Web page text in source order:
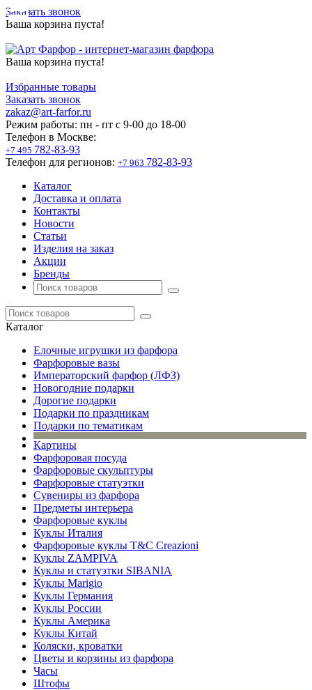
Заказать звонок
Ваша корзина пуста!
Ваша корзина пуста!
Избранные товары
Заказать звонок
zakaz@art-farfor.ru
Режим работы: пн - пт c 9-00 до 18-00
Телефон в Москве:
+7 495 782-83-93
Телефон для регионов: +7 963 782-83-93
Каталог
Доставка и оплата
Контакты
Новости
Статьи
Изделия на заказ
Акции
Бренды
Каталог
Елочные игрушки из фарфора
Фарфоровые вазы
Императорский фарфор (ЛФЗ)
Новогодние подарки
Дорогие подарки
Подарки по праздникам
Подарки по тематикам
Картины
Фарфоровая посуда
Фарфоровые скульптуры
Фарфоровые статуэтки
Сувениры из фарфора
Предметы интерьера
Фарфоровые куклы
Куклы Италия
Фарфоровые куклы T&C Creazioni
Куклы ZAMPIVA
Куклы и статуэтки SIBANIA
Куклы Marigio
Куклы Германия
Куклы России
Куклы Америка
Куклы Китай
Коляски, кроватки
Цветы и корзины из фарфора
Часы
Штофы